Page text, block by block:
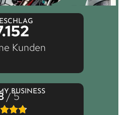
Kunden
BUSINESS
/ 5